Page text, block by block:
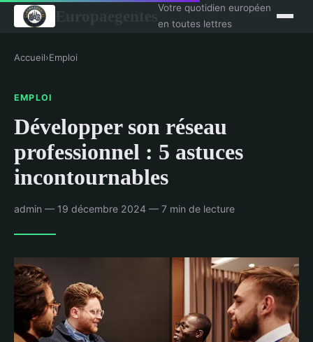
Votre quotidien européen
en toutes lettres
Accueil›Emploi
EMPLOI
Développer son réseau
professionnel : 5 astuces
incontournables
admin — 19 décembre 2024 — 7 min de lecture